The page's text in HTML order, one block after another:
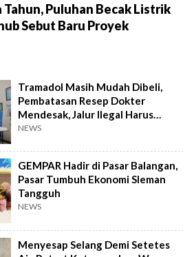
Tahun, Puluhan Becak Listrik
Sebut Baru Proyek
Tramadol Masih Mudah Dibeli,
Pembatasan Resep Dokter
Mendesak, Jalur Ilegal Harus
Distop
NEWS
GEMPAR Hadir di Pasar Balangan,
Pasar Tumbuh Ekonomi Sleman
Tangguh
NEWS
Menyesap Selang Demi Setetes